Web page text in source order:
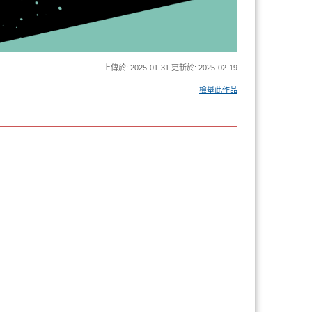
上傳於: 2025-01-31 更新於: 2025-02-19
檢舉此作品